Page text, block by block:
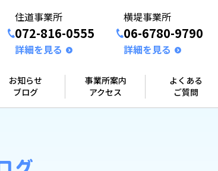
住道事業所
072-816-0555
詳細を見る
横堤事業所
06-6780-9790
詳細を見る
お知らせ
ブログ
事業所案内
アクセス
よくある
ご質問